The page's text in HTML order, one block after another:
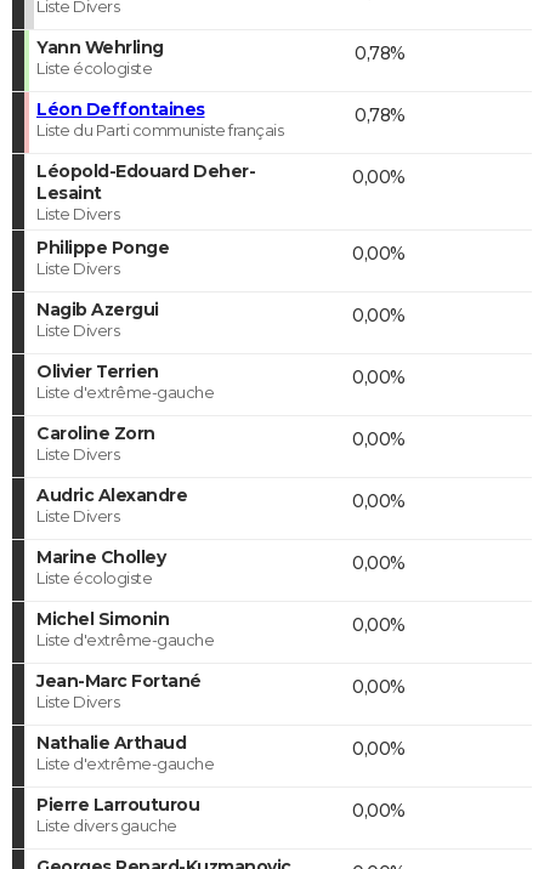
Liste Divers
Yann Wehrling
Liste écologiste
0,78%
Léon Deffontaines
Liste du Parti communiste français
0,78%
Léopold-Edouard Deher-
Lesaint
Liste Divers
0,00%
Philippe Ponge
Liste Divers
0,00%
Nagib Azergui
Liste Divers
0,00%
Olivier Terrien
Liste d'extrême-gauche
0,00%
Caroline Zorn
Liste Divers
0,00%
Audric Alexandre
Liste Divers
0,00%
Marine Cholley
Liste écologiste
0,00%
Michel Simonin
Liste d'extrême-gauche
0,00%
Jean-Marc Fortané
Liste Divers
0,00%
Nathalie Arthaud
Liste d'extrême-gauche
0,00%
Pierre Larrouturou
Liste divers gauche
0,00%